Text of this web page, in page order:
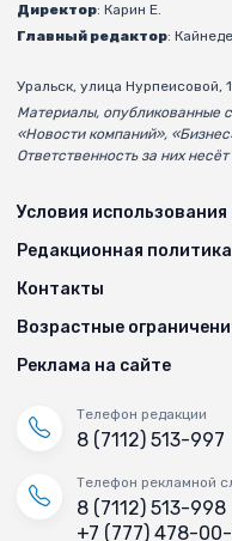
Директор: Карин Е.
Главный редактор:
Уральск, улица Нурпеисовой,
Материалы, опубликованные
«Новости компаний»,
Ответственность за них
Условия
Редакционная
Контакты
Возрастные
Реклама на сайте
Телефон редакции
8 (7112) 513-997
Телефон рекламной
8 (7112) 513-998
+7 (777) 478-